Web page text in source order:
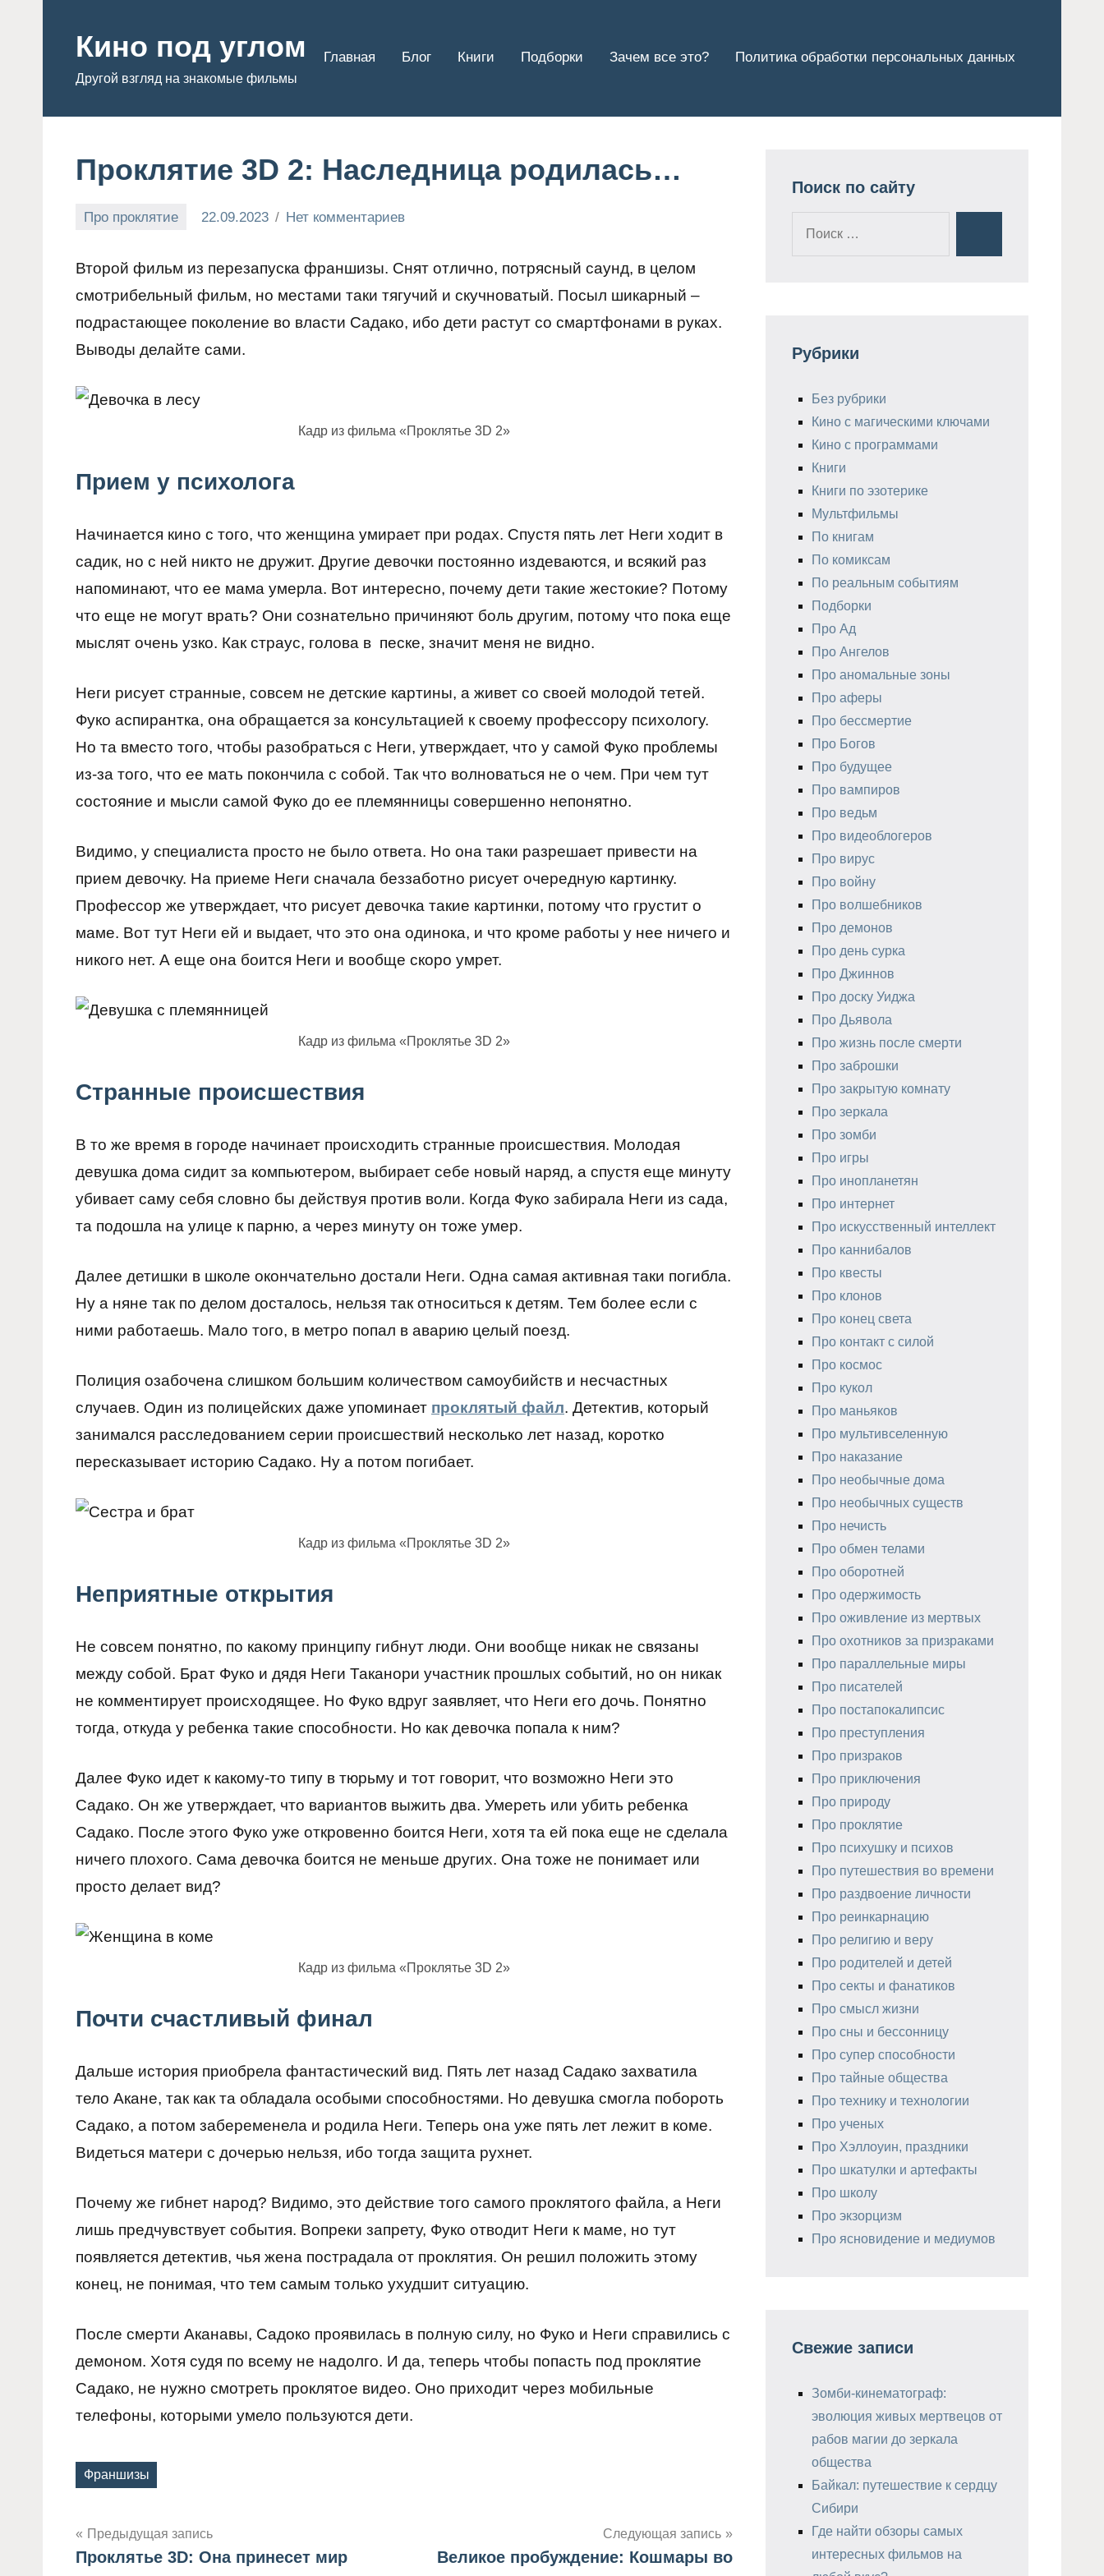
содержимому
Кино под углом
Другой взгляд на знакомые фильмы
Главная Блог Книги Подборки Зачем все это? Политика обработки персональных данных
Проклятие 3D 2: Наследница родилась…
Про проклятие 22.09.2023
Admin
Нет комментариев
Второй фильм из перезапуска франшизы. Снят отлично, потрясный саунд, в целом
смотрибельный фильм, но местами таки тягучий и скучноватый. Посыл шикарный –
подрастающее поколение во власти Садако, ибо дети растут со смартфонами в руках.
Выводы делайте сами.
Кадр из фильма «Проклятье 3D 2»
Прием у психолога
Начинается кино с того, что женщина умирает при родах. Спустя пять лет Неги ходит в
садик, но с ней никто не дружит. Другие девочки постоянно издеваются, и всякий раз
напоминают, что ее мама умерла. Вот интересно, почему дети такие жестокие? Потому
что еще не могут врать? Они сознательно причиняют боль другим, потому что пока еще
мыслят очень узко. Как страус, голова в песке, значит меня не видно.
Неги рисует странные, совсем не детские картины, а живет со своей молодой тетей.
Фуко аспирантка, она обращается за консультацией к своему профессору психологу.
Но та вместо того, чтобы разобраться с Неги, утверждает, что у самой Фуко проблемы
из-за того, что ее мать покончила с собой. Так что волноваться не о чем. При чем тут
состояние и мысли самой Фуко до ее племянницы совершенно непонятно.
Видимо, у специалиста просто не было ответа. Но она таки разрешает привести на
прием девочку. На приеме Неги сначала беззаботно рисует очередную картинку.
Профессор же утверждает, что рисует девочка такие картинки, потому что грустит о
маме. Вот тут Неги ей и выдает, что это она одинока, и что кроме работы у нее ничего и
никого нет. А еще она боится Неги и вообще скоро умрет.
Кадр из фильма «Проклятье 3D 2»
Странные происшествия
В то же время в городе начинает происходить странные происшествия. Молодая
девушка дома сидит за компьютером, выбирает себе новый наряд, а спустя еще минуту
убивает саму себя словно бы действуя против воли. Когда Фуко забирала Неги из сада,
та подошла на улице к парню, а через минуту он тоже умер.
Далее детишки в школе окончательно достали Неги. Одна самая активная таки погибла.
Ну а няне так по делом досталось, нельзя так относиться к детям. Тем более если с
ними работаешь. Мало того, в метро попал в аварию целый поезд.
Полиция озабочена слишком большим количеством самоубийств и несчастных
случаев. Один из полицейских даже упоминает проклятый файл. Детектив, который
занимался расследованием серии происшествий несколько лет назад, коротко
пересказывает историю Садако. Ну а потом погибает.
Кадр из фильма «Проклятье 3D 2»
Неприятные открытия
Не совсем понятно, по какому принципу гибнут люди. Они вообще никак не связаны
между собой. Брат Фуко и дядя Неги Таканори участник прошлых событий, но он никак
не комментирует происходящее. Но Фуко вдруг заявляет, что Неги его дочь. Понятно
тогда, откуда у ребенка такие способности. Но как девочка попала к ним?
Далее Фуко идет к какому-то типу в тюрьму и тот говорит, что возможно Неги это
Садако. Он же утверждает, что вариантов выжить два. Умереть или убить ребенка
Садако. После этого Фуко уже откровенно боится Неги, хотя та ей пока еще не сделала
ничего плохого. Сама девочка боится не меньше других. Она тоже не понимает или
просто делает вид?
Кадр из фильма «Проклятье 3D 2»
Почти счастливый финал
Дальше история приобрела фантастический вид. Пять лет назад Садако захватила
тело Акане, так как та обладала особыми способностями. Но девушка смогла побороть
Садако, а потом забеременела и родила Неги. Теперь она уже пять лет лежит в коме.
Видеться матери с дочерью нельзя, ибо тогда защита рухнет.
Почему же гибнет народ? Видимо, это действие того самого проклятого файла, а Неги
лишь предчувствует события. Вопреки запрету, Фуко отводит Неги к маме, но тут
появляется детектив, чья жена пострадала от проклятия. Он решил положить этому
конец, не понимая, что тем самым только ухудшит ситуацию.
После смерти Аканавы, Садоко проявилась в полную силу, но Фуко и Неги справились с
демоном. Хотя судя по всему не надолго. И да, теперь чтобы попасть под проклятие
Садако, не нужно смотреть проклятое видео. Оно приходит через мобильные
телефоны, которыми умело пользуются дети.
Метки
Франшизы
Навигация
Предыдущая запись
Проклятье 3D: Она принесет мир
Следующая запись
Великое пробуждение: Кошмары во
Поиск по сайту
Рубрики
Без рубрики
Кино с магическими ключами
Кино с программами
Книги
Книги по эзотерике
Мультфильмы
По книгам
По комиксам
По реальным событиям
Подборки
Про Ад
Про Ангелов
Про аномальные зоны
Про аферы
Про бессмертие
Про Богов
Про будущее
Про вампиров
Про ведьм
Про видеоблогеров
Про вирус
Про войну
Про волшебников
Про демонов
Про день сурка
Про Джиннов
Про доску Уиджа
Про Дьявола
Про жизнь после смерти
Про заброшки
Про закрытую комнату
Про зеркала
Про зомби
Про игры
Про инопланетян
Про интернет
Про искусственный интеллект
Про каннибалов
Про квесты
Про клонов
Про конец света
Про контакт с силой
Про космос
Про кукол
Про маньяков
Про мультивселенную
Про наказание
Про необычные дома
Про необычных существ
Про нечисть
Про обмен телами
Про оборотней
Про одержимость
Про оживление из мертвых
Про охотников за призраками
Про параллельные миры
Про писателей
Про постапокалипсис
Про преступления
Про призраков
Про приключения
Про природу
Про проклятие
Про психушку и психов
Про путешествия во времени
Про раздвоение личности
Про реинкарнацию
Про религию и веру
Про родителей и детей
Про секты и фанатиков
Про смысл жизни
Про сны и бессонницу
Про супер способности
Про тайные общества
Про технику и технологии
Про ученых
Про Хэллоуин, праздники
Про шкатулки и артефакты
Про школу
Про экзорцизм
Про ясновидение и медиумов
Свежие записи
Зомби-кинематограф:
эволюция живых мертвецов от
рабов магии до зеркала
общества
Байкал: путешествие к сердцу
Сибири
Где найти обзоры самых
интересных фильмов на